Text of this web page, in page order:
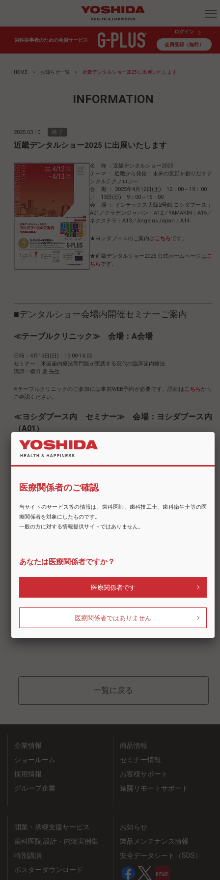
歯科従事者のための会員サービス
ログイン
会員登録（無料）
HOME > お知らせ一覧 > 近畿デンタルショー2025 に出展いたします
INFORMATION
2025.03.10 終了
近畿デンタルショー2025 に出展いたします
名 称 ：近畿デンタルショー2025
テーマ ： 近畿から発信！未来の笑顔を創りだすデ
ンタルテクノロジー
会 期 ： 2025年4月12日(土) 12：00～19：00
／ 13日(日) 9：00～16：00
会 場 ： インテックス大阪2号館 ヨシダブース：
A01／クラデンジャパン：A12／YAMAKIN：A15／
ネクステラ：A13／AngelusJapan：A14
★ヨシダブースのご案内はこちらです。
★近畿デンタルショー2025 公式ホームページはこ
ちらです。
■デンタルショー会場内開催セミナーご案内
≪テーブルクリニック≫ 会場：A会場
日時：4月13日(日) 13:00-14:00
セミナー：米国歯内療法専門医が実践する現代の臨床歯内療法
講師：横田 要 先生
※テーブルクリニックのご参加には事前WEB予約が必要です。詳細は こちらから
ご確認ください。
≪ヨシダブース内 セミナー≫ 会場：ヨシダブース内
（A01）
セミナー：デジタル歯科治療における3Dプリンタ技術の発展と展望
講師：森 亮太 先生
講師：野沢 さやか 歯科衛生士
日時：4月13日(日) 11:20-11:50
講師：筒井 絢子 先生
講師：谷山 香織 歯科衛生士
セミナー：ブルーラジカルを導入した効果
一覧に戻る
企業情報
ショールーム
採用情報
グループ企業
商品情報
セミナー情報
お客様サポート
遠隔リモートサポート
開業・承継支援サービス
歯科医院 設計・内装実例集
特別講演
ポスターダウンロード
お知らせ
製品メンテナンス情報
安全データシート（SDS）